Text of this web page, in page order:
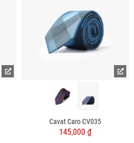
Cavat Caro CV035
145,000 ₫